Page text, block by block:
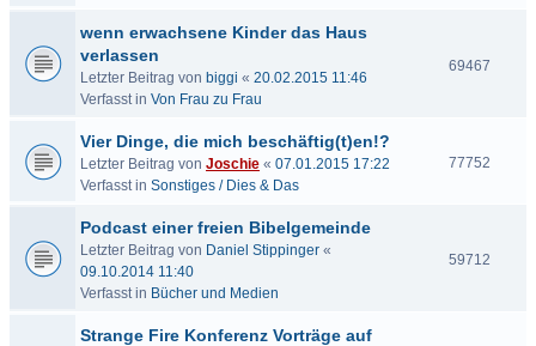
wenn erwachsene Kinder das Haus
verlassen
Letzter Beitrag von biggi « 20.02.2015 11:46
Verfasst in Von Frau zu Frau
69467
Vier Dinge, die mich beschäftig(t)en!?
Letzter Beitrag von Joschie « 07.01.2015 17:22
Verfasst in Sonstiges / Dies & Das
77752
Podcast einer freien Bibelgemeinde
Letzter Beitrag von Daniel Stippinger «
09.10.2014 11:40
Verfasst in Bücher und Medien
59712
Strange Fire Konferenz Vorträge auf